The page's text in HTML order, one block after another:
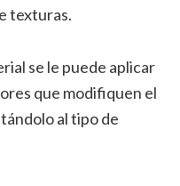
texturas.
se le puede aplicar
que modifiquen el
al tipo de